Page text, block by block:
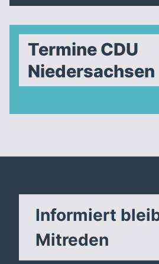
Termine CDU
Niedersachsen
Informiert
Mitreden